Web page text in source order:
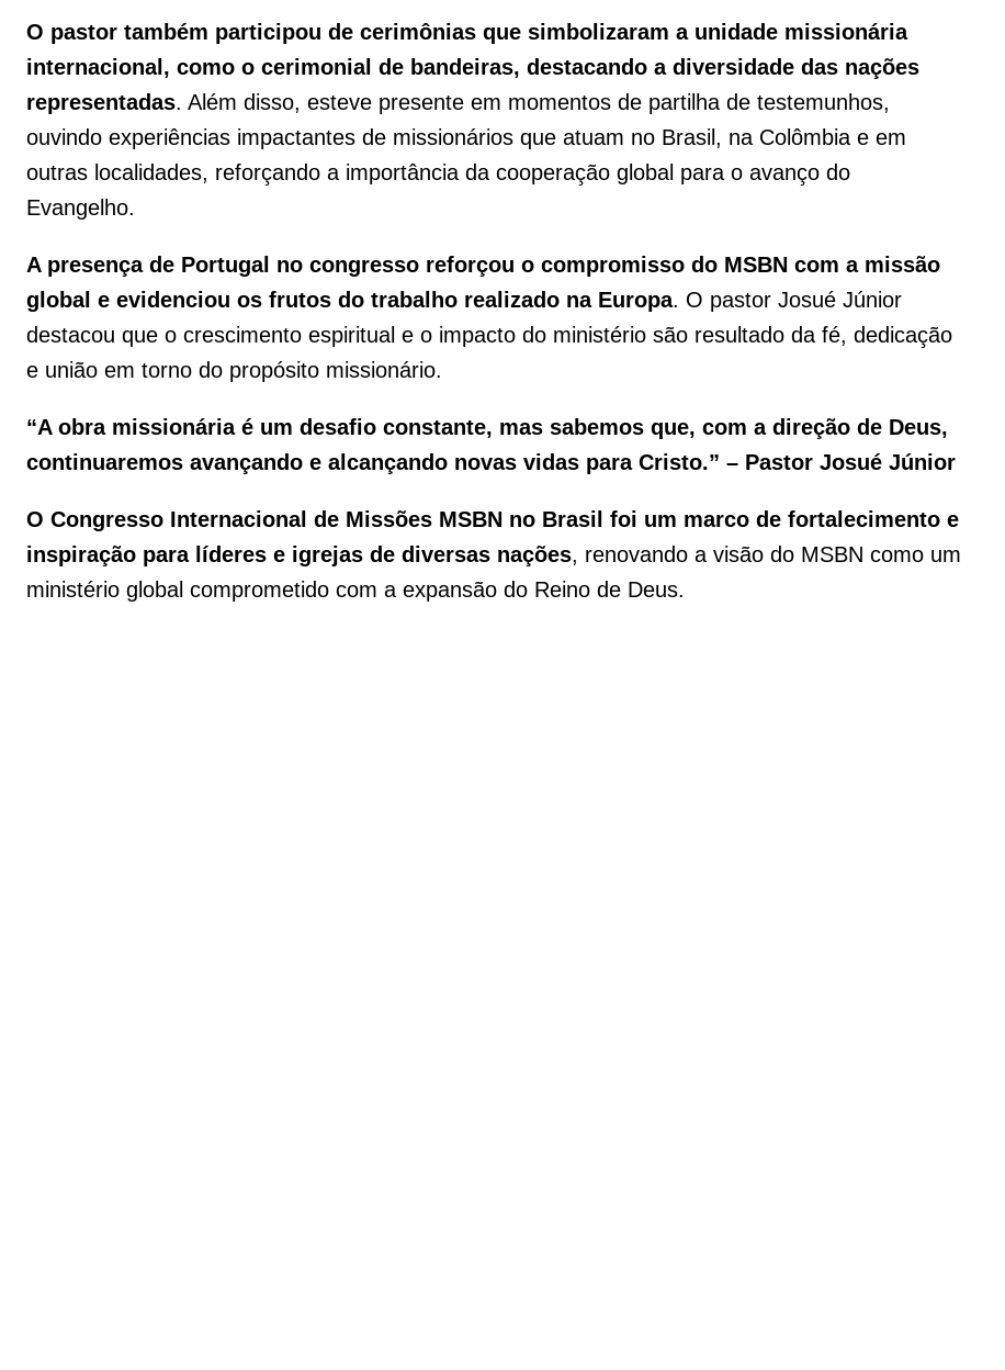
O pastor também participou de cerimônias que simbolizaram a unidade missionária
internacional, como o cerimonial de bandeiras, destacando a diversidade das nações
representadas. Além disso, esteve presente em momentos de partilha de testemunhos,
ouvindo experiências impactantes de missionários que atuam no Brasil, na Colômbia e em
outras localidades, reforçando a importância da cooperação global para o avanço do
Evangelho.
A presença de Portugal no congresso reforçou o compromisso do MSBN com a missão
global e evidenciou os frutos do trabalho realizado na Europa. O pastor Josué Júnior
destacou que o crescimento espiritual e o impacto do ministério são resultado da fé, dedicação
e união em torno do propósito missionário.
“A obra missionária é um desafio constante, mas sabemos que, com a direção de Deus,
continuaremos avançando e alcançando novas vidas para Cristo.” – Pastor Josué Júnior
O Congresso Internacional de Missões MSBN no Brasil foi um marco de fortalecimento e
inspiração para líderes e igrejas de diversas nações, renovando a visão do MSBN como um
ministério global comprometido com a expansão do Reino de Deus.